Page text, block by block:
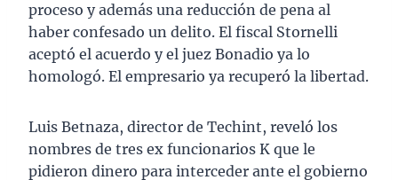
proceso y además una reducción de pena al
haber confesado un delito. El fiscal Stornelli
aceptó el acuerdo y el juez Bonadio ya lo
homologó. El empresario ya recuperó la libertad.
Luis Betnaza, director de Techint, reveló los
nombres de tres ex funcionarios K que le
pidieron dinero para interceder ante el gobierno